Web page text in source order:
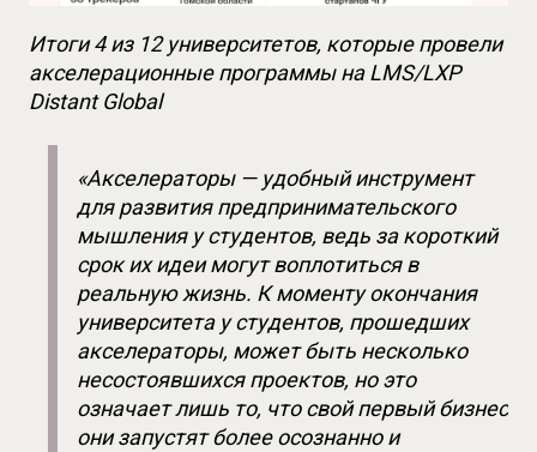
Итоги 4 из 12 университетов, которые провели
акселерационные программы на LMS/LXP
Distant Global
«Акселераторы — удобный инструмент
для развития предпринимательского
мышления у студентов, ведь за короткий
срок их идеи могут воплотиться в
реальную жизнь. К моменту окончания
университета у студентов, прошедших
акселераторы, может быть несколько
несостоявшихся проектов, но это
означает лишь то, что свой первый бизнес
они запустят более осознанно и